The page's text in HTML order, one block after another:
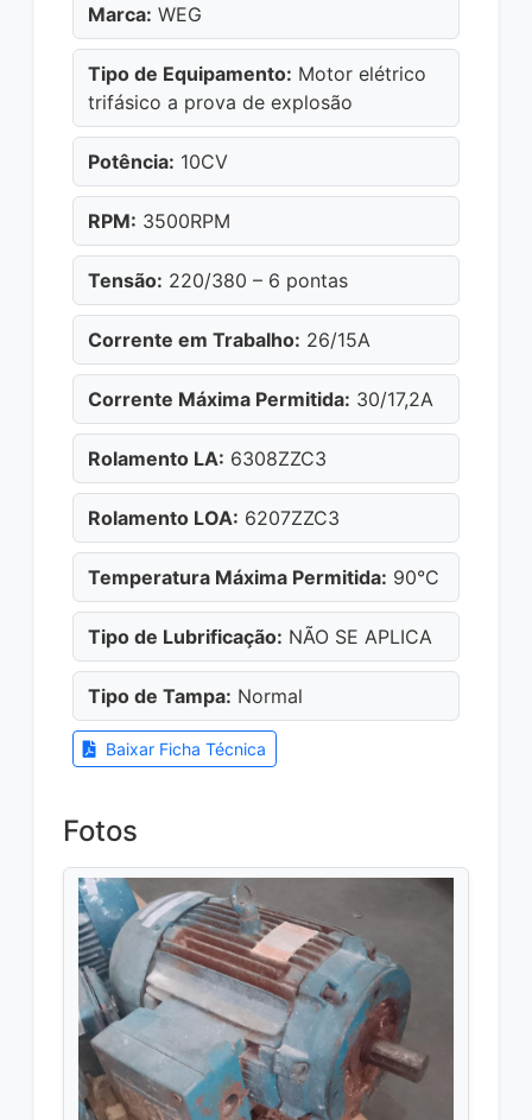
Marca: WEG
Tipo de Equipamento: Motor elétrico
trifásico a prova de explosão
Potência: 10CV
RPM: 3500RPM
Tensão: 220/380 – 6 pontas
Corrente em Trabalho: 26/15A
Corrente Máxima Permitida: 30/17,2A
Rolamento LA: 6308ZZC3
Rolamento LOA: 6207ZZC3
Temperatura Máxima Permitida: 90°C
Tipo de Lubrificação: NÃO SE APLICA
Tipo de Tampa: Normal
Baixar Ficha Técnica
Fotos